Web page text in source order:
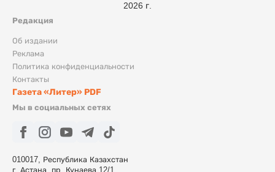
Редакция
Об издании
Реклама
Политика конфиденциальности
Контакты
Газета «Литер» PDF
Мы в социальных сетях
010017, Республика Казахстан
г. Астана, пр. Кунаева 12/1
2026 г.